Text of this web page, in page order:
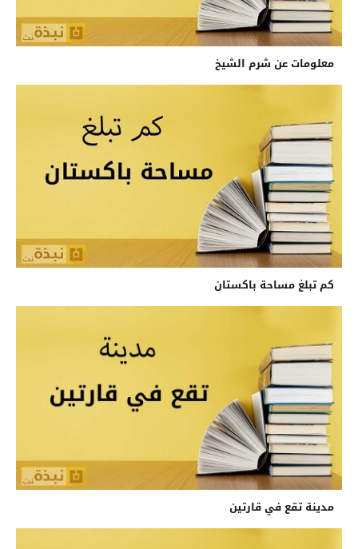
معلومات عن شرم الشيخ
كم تبلغ مساحة باكستان
مدينة تقع في قارتين